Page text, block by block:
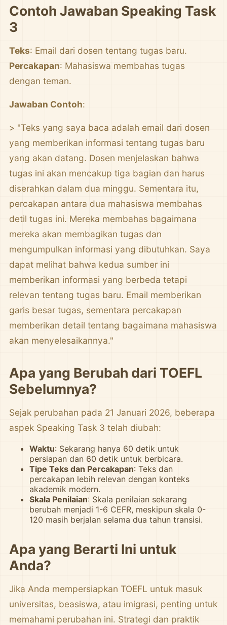
Contoh Jawaban Speaking Task
3
Teks: Email dari dosen tentang tugas baru.
Percakapan: Mahasiswa membahas tugas
dengan teman.
Jawaban Contoh:
> "Teks yang saya baca adalah email dari dosen
yang memberikan informasi tentang tugas baru
yang akan datang. Dosen menjelaskan bahwa
tugas ini akan mencakup tiga bagian dan harus
diserahkan dalam dua minggu. Sementara itu,
percakapan antara dua mahasiswa membahas
detil tugas ini. Mereka membahas bagaimana
mereka akan membagikan tugas dan
mengumpulkan informasi yang dibutuhkan. Saya
dapat melihat bahwa kedua sumber ini
memberikan informasi yang berbeda tetapi
relevan tentang tugas baru. Email memberikan
garis besar tugas, sementara percakapan
memberikan detail tentang bagaimana mahasiswa
akan menyelesaikannya."
Apa yang Berubah dari TOEFL
Sebelumnya?
Sejak perubahan pada 21 Januari 2026, beberapa
aspek Speaking Task 3 telah diubah:
Waktu: Sekarang hanya 60 detik untuk
persiapan dan 60 detik untuk berbicara.
Tipe Teks dan Percakapan: Teks dan
percakapan lebih relevan dengan konteks
akademik modern.
Skala Penilaian: Skala penilaian sekarang
berubah menjadi 1-6 CEFR, meskipun skala 0-
120 masih berjalan selama dua tahun transisi.
Apa yang Berarti Ini untuk
Anda?
Jika Anda mempersiapkan TOEFL untuk masuk
universitas, beasiswa, atau imigrasi, penting untuk
memahami perubahan ini. Strategi dan praktik